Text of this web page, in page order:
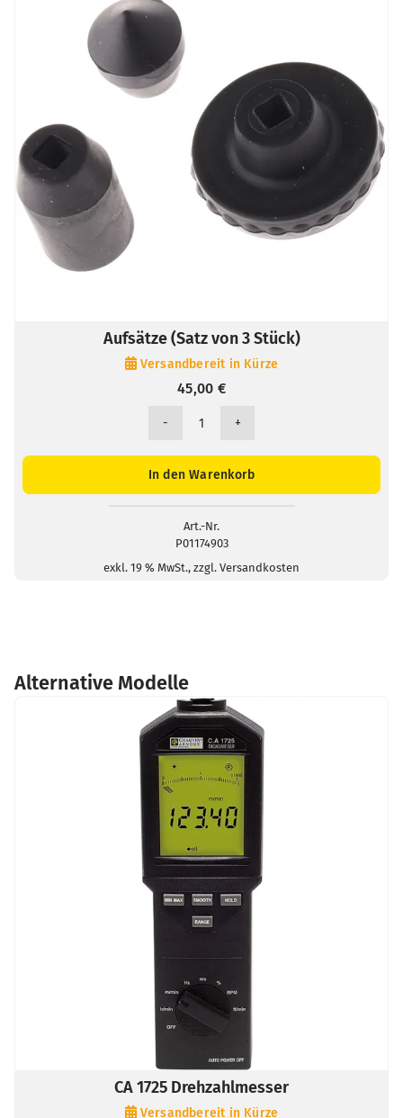
Aufsätze (Satz von 3 Stück)
Versandbereit in Kürze
45,00 €
Aufsätze
von
Menge
In den Warenkorb
Art.-Nr.
P01174903
exkl. 19 % MwSt., zzgl. Versandkosten
Alternative Modelle
CA 1725 Drehzahlmesser
Versandbereit in Kürze